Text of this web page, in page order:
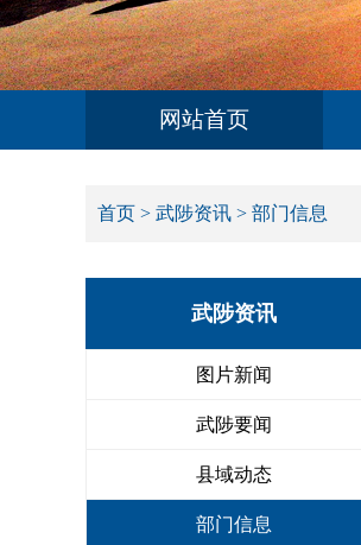
网站首页
首页 > 武陟资讯 > 部门信息
武陟资讯
图片新闻
武陟要闻
县域动态
部门信息